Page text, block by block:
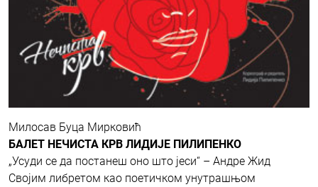
Милосав Буца Мирковић
БАЛЕТ НЕЧИСТА КРВ ЛИДИЈЕ ПИЛИПЕНКО
„Усуди се да постанеш оно што јеси“ – Андре Жид
Својим либретом као поетичком унутрашњом